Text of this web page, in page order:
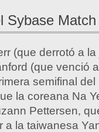
Sybase
(que derrotó a
(que venció
semifinal
la coreana Na
Pettersen,
a la taiwanesa